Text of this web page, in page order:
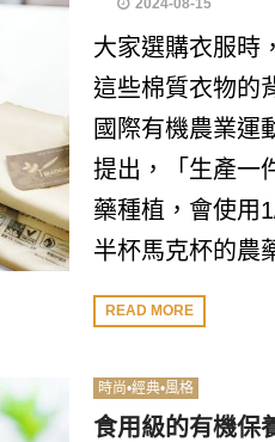
2024-08-15
大家選購衣服時
這些棉質衣物的
國際有機農業運
提出，「生產一
藥種植，會使用
半杯馬克杯的農
READ MORE
時尚•經典•風格
食用級的有機